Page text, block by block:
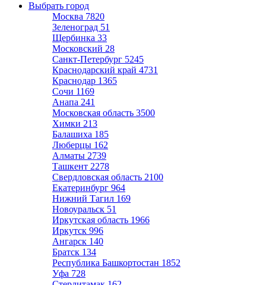
Выбрать город
Москва 7820
Зеленоград 51
Щербинка 33
Московский 28
Санкт-Петербург 5245
Краснодарский край 4731
Краснодар 1365
Сочи 1169
Анапа 241
Московская область 3500
Химки 213
Балашиха 185
Люберцы 162
Алматы 2739
Ташкент 2278
Свердловская область 2100
Екатеринбург 964
Нижний Тагил 169
Новоуральск 51
Иркутская область 1966
Иркутск 996
Ангарск 140
Братск 134
Республика Башкортостан 1852
Уфа 728